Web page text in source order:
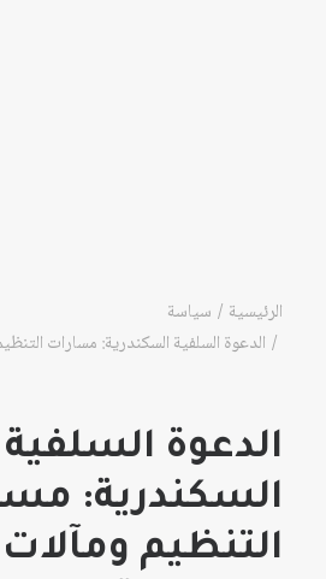
الرئيسية
سياسة
الدعوة السلفية السكندرية: مسارات
الدعوة السلفية
السكندرية:
التنظيم ومآلات